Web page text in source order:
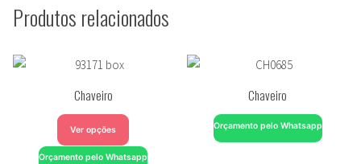
Produtos relacionados
Chaveiro
Ver opções
Orçamento pelo Whatsapp
Chaveiro
Orçamento pelo Whatsapp